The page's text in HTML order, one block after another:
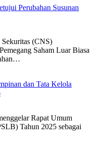
Perubahan Susunan
(CNS)
Saham Luar Biasa
dan Tata Kelola
Rapat Umum
Tahun 2025 sebagai